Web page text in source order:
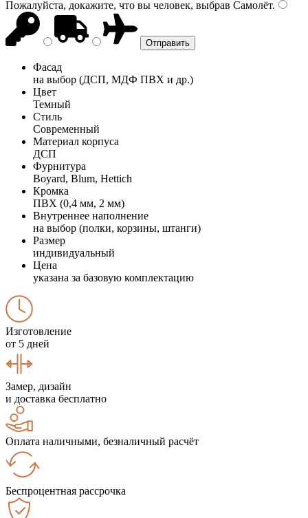
Пожалуйста, докажите, что вы человек, выбрав Самолёт.
Фасад
на выбор (ДСП, МДФ ПВХ и др.)
Цвет
Темный
Стиль
Современный
Материал корпуса
ДСП
Фурнитура
Boyard, Blum, Hettich
Кромка
ПВХ (0,4 мм, 2 мм)
Внутреннее наполнение
на выбор (полки, корзины, штанги)
Размер
индивидуальный
Цена
указана за базовую комплектацию
Изготовление
от 5 дней
Замер, дизайн
и доставка бесплатно
Оплата наличными, безналичный расчёт
Беспроцентная рассрочка